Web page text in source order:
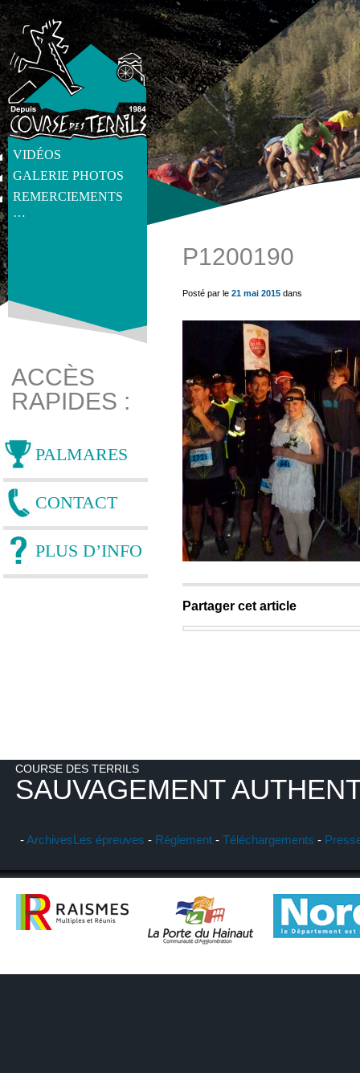
VIDÉOS
GALERIE PHOTOS
REMERCIEMENTS
…
get_post_meta(get_the_ID(), 'thumb', true) ?>
ACCÈS
RAPIDES :
PALMARES
CONTACT
PLUS D’INFO
P1200190
Posté par le 21 mai 2015 dans
Partager cet article
COURSE DES TERRILS
SAUVAGEMENT
-ArchivesLes épreuves - Réglement - Téléchargements -